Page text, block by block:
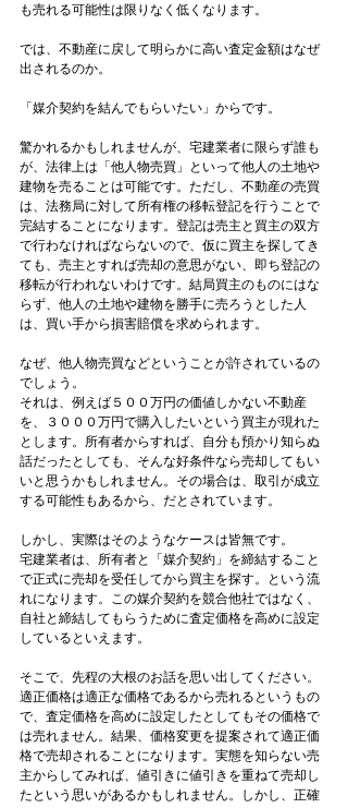
も売れる可能性は限りなく低くなります。
では、不動産に戻して明らかに高い査定金額はなぜ
出されるのか。
「媒介契約を結んでもらいたい」からです。
驚かれるかもしれませんが、宅建業者に限らず誰も
が、法律上は「他人物売買」といって他人の土地や
建物を売ることは可能です。ただし、不動産の売買
は、法務局に対して所有権の移転登記を行うことで
完結することになります。登記は売主と買主の双方
で行わなければならないので、仮に買主を探してき
ても、売主とすれば売却の意思がない、即ち登記の
移転が行われないわけです。結局買主のものにはな
らず、他人の土地や建物を勝手に売ろうとした人
は、買い手から損害賠償を求められます。
なぜ、他人物売買などということが許されているの
でしょう。
それは、例えば５００万円の価値しかない不動産
を、３０００万円で購入したいという買主が現れた
とします。所有者からすれば、自分も預かり知らぬ
話だったとしても、そんな好条件なら売却してもい
いと思うかもしれません。その場合は、取引が成立
する可能性もあるから、だとされています。
しかし、実際はそのようなケースは皆無です。
宅建業者は、所有者と「媒介契約」を締結すること
で正式に売却を受任してから買主を探す。という流
れになります。この媒介契約を競合他社ではなく、
自社と締結してもらうために査定価格を高めに設定
しているといえます。
そこで、先程の大根のお話を思い出してください。
適正価格は適正な価格であるから売れるというもの
で、査定価格を高めに設定したとしてもその価格で
は売れません。結果、価格変更を提案されて適正価
格で売却されることになります。実態を知らない売
主からしてみれば、値引きに値引きを重ねて売却し
たという思いがあるかもしれません。しかし、正確